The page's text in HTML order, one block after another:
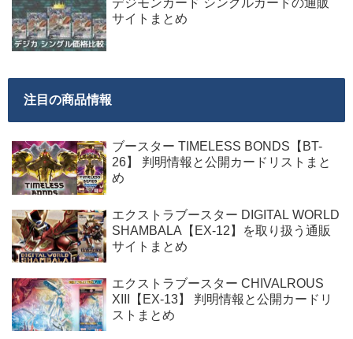
デジモンカード シングルカードの通販
サイトまとめ
注目の商品情報
ブースター TIMELESS BONDS【BT-
26】 判明情報と公開カードリストまと
め
エクストラブースター DIGITAL WORLD
SHAMBALA【EX-12】を取り扱う通販
サイトまとめ
エクストラブースター CHIVALROUS
XIII【EX-13】 判明情報と公開カードリ
ストまとめ